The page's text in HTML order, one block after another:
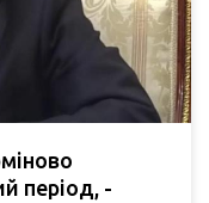
період, -